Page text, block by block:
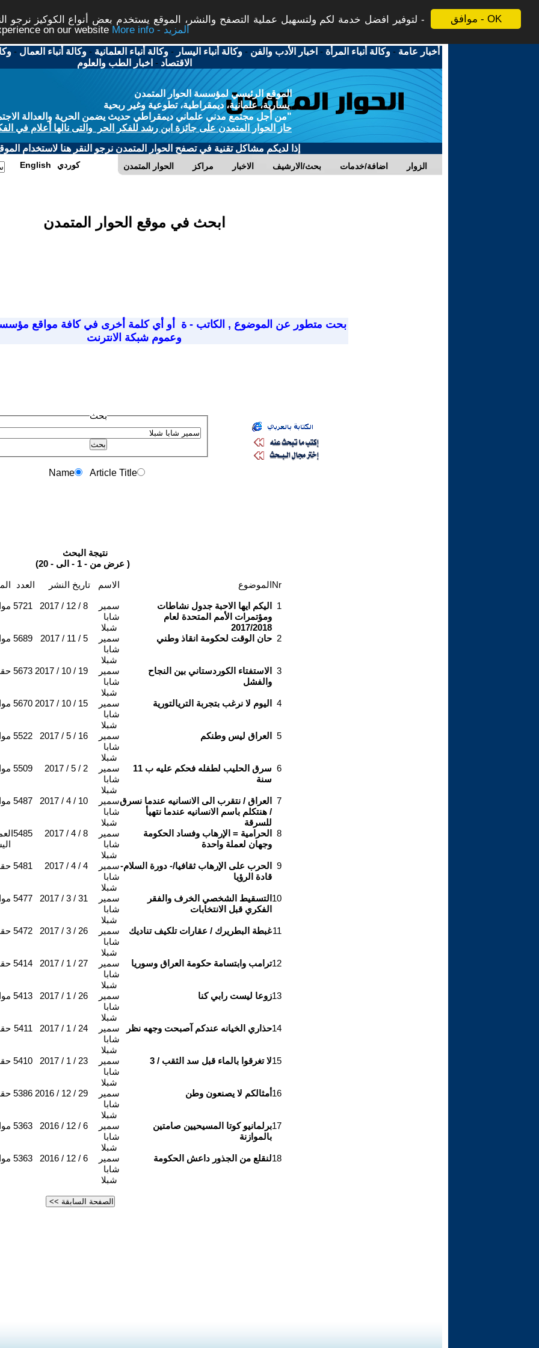
موافق - OK
لتوفير افضل خدمة لكم ولتسهيل عملية التصفح والنشر، الموقع يستخدم بعض أنواع الكوكيز نرجو
on our website
More info - المزيد
أخبار عامة -وكالة أنباء المرأة - اخبار الأدب والفن -وكالة أنباء اليسار -وكالة أنباء العلمانية -وكالة أنباء العمال -
الاقتصاد - اخبار الطب والعلوم
الموقع الرئيسي لمؤسسة الحوار المتمدن
يسارية، علمانية، ديمقراطية، تطوعية وغير ربحية
"من أجل مجتمع مدني علماني ديمقراطي حديث يضمن الحرية والعدالة
حاز الحوار المتمدن على جائزة ابن رشد للفكر الحر والتى نالها أعلام في
إذا لديكم مشاكل تقنية في تصفح الحوار المتمدن نرجو النقر هنا لاستخدام
الحوار المتمدن مراكز الاخبار بحث/الارشيف اضافة/خدمات الزوار English كوردي
ابحث في موقع الحوار المتمدن
بحت متطور عن الموضوع , الكاتب - ة
أو أي كلمة أخرى في كافة مواقع
وعموم شبكة الانترنت
بحث
Name Article Title
نتيجة البحث
(عرض من - 1 - الى - 20 )
العدد تاريخ النشر الاسم الموضوعNr
5721 2017 / 12 / 8
سمير
شابا
شبلا
اليكم ايها الاحبة جدول نشاطات
ومؤتمرات الأمم المتحدة لعام
2017/2018
1
5689 2017 / 11 / 5
سمير
شابا
شبلا
حان الوقت لحكومة انقاذ وطني 2
5673 2017 / 10 / 19
سمير
شابا
شبلا
الاستفتاء الكوردستاني بين النجاح
والفشل
3
5670 2017 / 10 / 15
سمير
شابا
شبلا
اليوم لا نرغب بتجربة التريالتورية 4
5522 2017 / 5 / 16
سمير
شابا
شبلا
العراق ليس وطنكم 5
5509 2017 / 5 / 2
سمير
شابا
شبلا
سرق الحليب لطفله فحكم عليه ب 11
سنة
6
5487 2017 / 4 / 10
سمير
شابا
شبلا
العراق / نتقرب الى الانسانيه عندما نسرق
/ هنتكلم باسم الانسانيه عندما نتهيأ
للسرقة
7
5485 2017 / 4 / 8
سمير
شابا
شبلا
الحرامية = الإرهاب وفساد الحكومة
وجهان لعملة واحدة
8
5481 2017 / 4 / 4
سمير
شابا
شبلا
الحرب على الإرهاب ثقافيا/- دورة السلام-
قادة الرؤيا
9
5477 2017 / 3 / 31
سمير
شابا
شبلا
التسقيط الشخصي الخرف والفقر
الفكري قبل الانتخابات
10
5472 2017 / 3 / 26
سمير
شابا
شبلا
غبطة البطريرك / عقارات تلكيف تناديك11
5414 2017 / 1 / 27
سمير
شابا
شبلا
ترامب وابتسامة حكومة العراق وسوريا12
5413 2017 / 1 / 26
سمير
شابا
شبلا
زوعا ليست رابي كنا13
5411 2017 / 1 / 24
سمير
شابا
شبلا
حذاري الخيانه عندكم آصبحت وجهه نظر14
5410 2017 / 1 / 23
سمير
شابا
شبلا
لا تغرقوا بالماء قبل سد الثقب / 315
5386 2016 / 12 / 29
سمير
شابا
شبلا
أمثالكم لا يصنعون وطن16
5363 2016 / 12 / 6
سمير
شابا
شبلا
برلمانيو كوتا المسيحيين صامتين
بالموازنة
17
5363 2016 / 12 / 6
سمير
شابا
شبلا
لنقلع من الجذور داعش الحكومة18